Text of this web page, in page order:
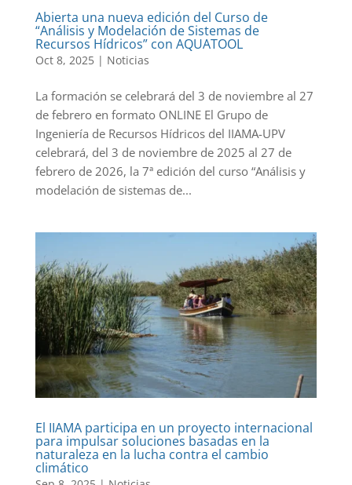
Abierta una nueva edición del Curso de
“Análisis y Modelación de Sistemas de
Recursos Hídricos” con AQUATOOL
Oct 8, 2025| Noticias
La formación se celebrará del 3 de noviembre al 27
de febrero en formato ONLINE El Grupo de
Ingeniería de Recursos Hídricos del IIAMA-UPV
celebrará, del 3 de noviembre de 2025 al 27 de
febrero de 2026, la 7ª edición del curso “Análisis y
modelación de sistemas de...
El IIAMA participa en un proyecto internacional
para impulsar soluciones basadas en la
naturaleza en la lucha contra el cambio
climático